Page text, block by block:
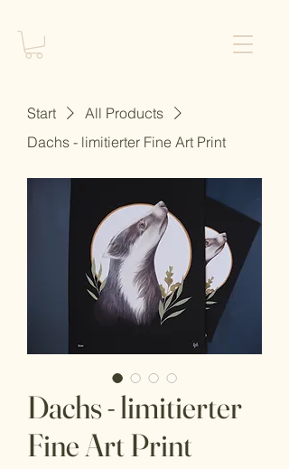
Start
All Products
Dachs - limitierter Fine Art Print
Dachs - limitierter
Fine Art Print